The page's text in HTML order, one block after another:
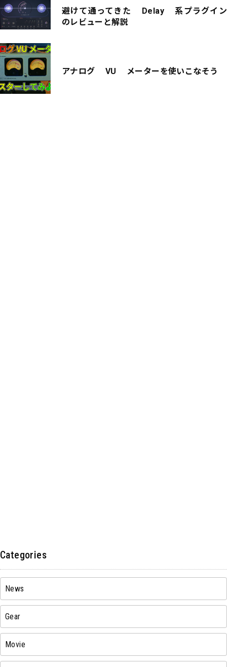
避けて通ってきた Delay 系プラグイン
のレビューと解説
アナログ VU メーターを使いこなそう
Categories
News
Gear
Movie